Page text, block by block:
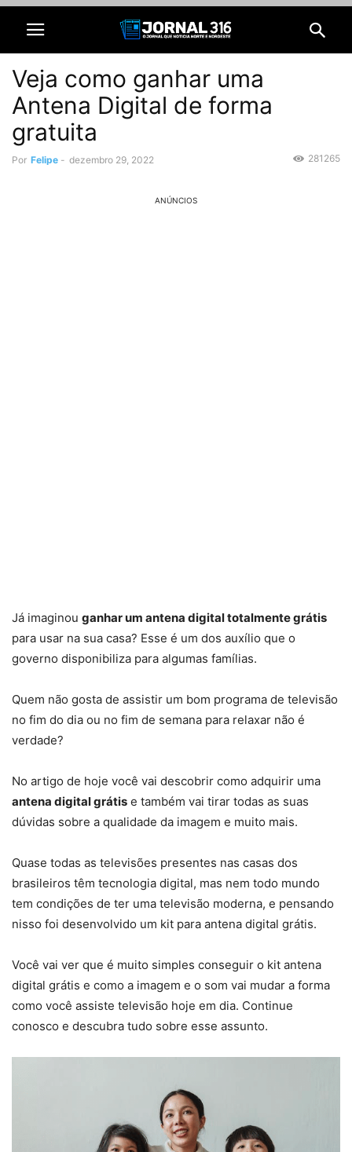
Veja como ganhar uma
Antena Digital de forma
gratuita
Por Felipe - dezembro 29, 2022 281265
ANÚNCIOS
Já imaginou ganhar um antena digital totalmente grátis
para usar na sua casa? Esse é um dos auxílio que o
governo disponibiliza para algumas famílias.
Quem não gosta de assistir um bom programa de televisão
no fim do dia ou no fim de semana para relaxar não é
verdade?
No artigo de hoje você vai descobrir como adquirir uma
antena digital grátis e também vai tirar todas as suas
dúvidas sobre a qualidade da imagem e muito mais.
Quase todas as televisões presentes nas casas dos
brasileiros têm tecnologia digital, mas nem todo mundo
tem condições de ter uma televisão moderna, e pensando
nisso foi desenvolvido um kit para antena digital grátis.
Você vai ver que é muito simples conseguir o kit antena
digital grátis e como a imagem e o som vai mudar a forma
como você assiste televisão hoje em dia. Continue
conosco e descubra tudo sobre esse assunto.